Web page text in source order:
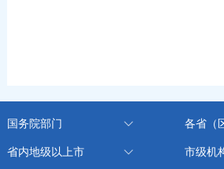
国务院部门 各省（
省内地级以上市 市级机